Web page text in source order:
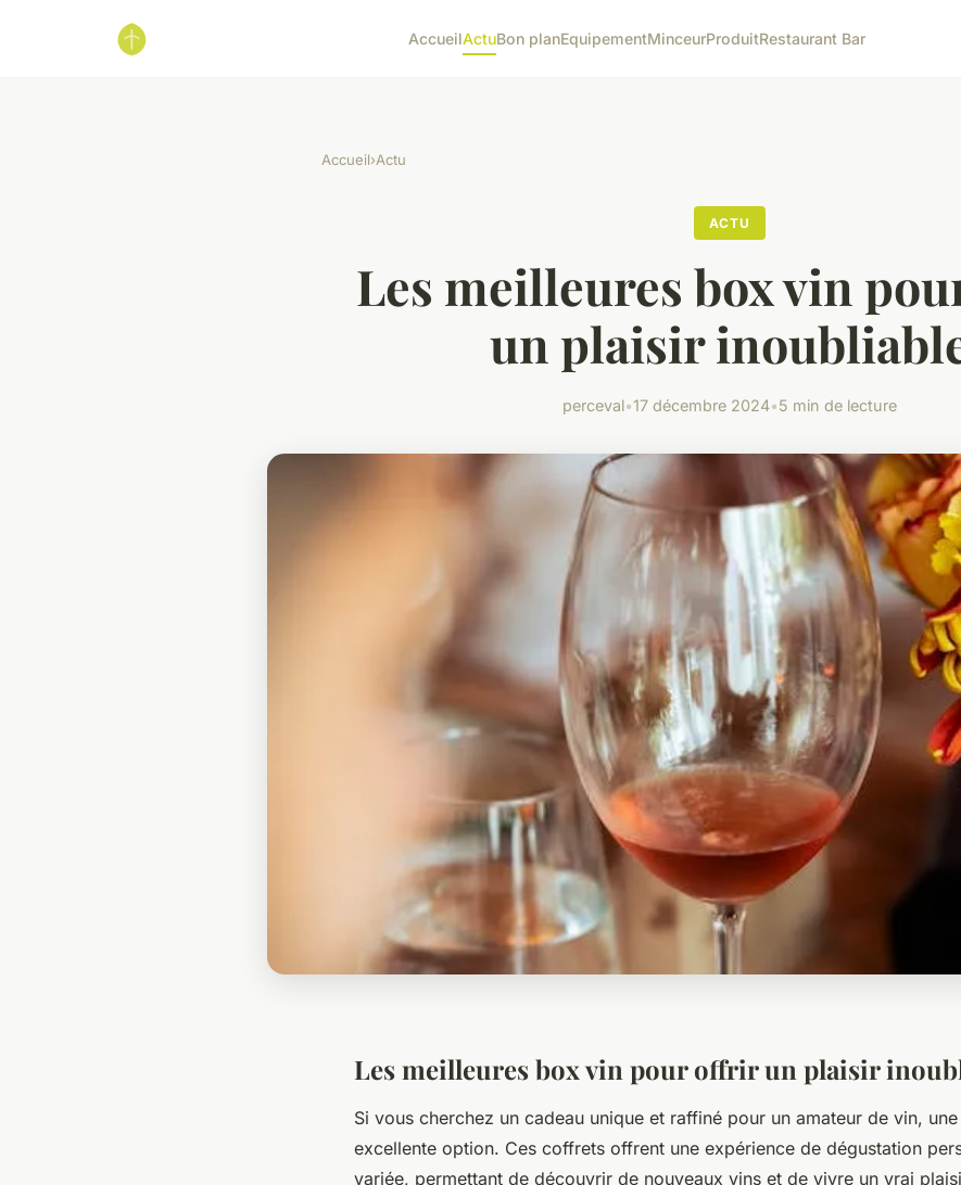
AccueilActuBon planEquipementMinceurProduitRestaurant Bar
Accueil›Actu
ACTU
Les meilleures box vin
un plaisir
perceval•17 décembre 2024•5 min de lecture
Les meilleures box vin pour offrir un plaisir
Si vous cherchez un cadeau unique et raffiné pour un amateur de vin,
excellente option. Ces coffrets offrent une expérience de dégustation
variée, permettant de découvrir de nouveaux vins et de vivre un vrai